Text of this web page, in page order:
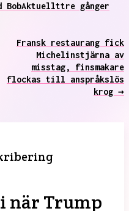
BobAktuellttre gånger
Fransk restaurang fick
Michelinstjärna av
misstag, finsmakare
flockas till anspråkslös
krog →
när Trump